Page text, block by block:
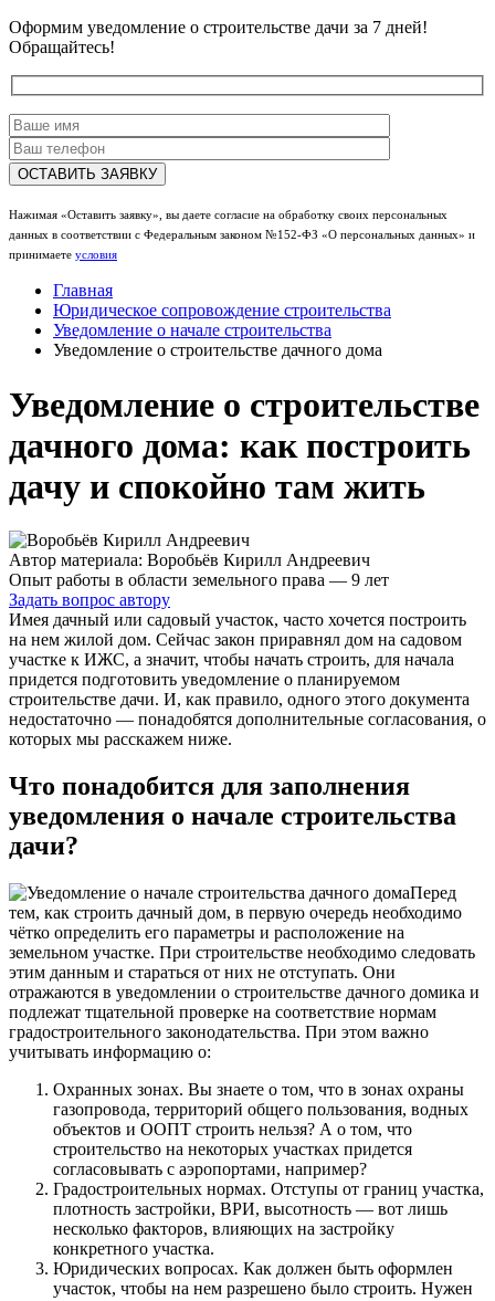
Оформим уведомление о строительстве дачи за 7 дней!
Обращайтесь!
Нажимая «Оставить заявку», вы даете согласие на обработку своих персональных
данных в соответствии с Федеральным законом №152-ФЗ «О персональных данных» и
принимаете условия
Главная
Юридическое сопровождение строительства
Уведомление о начале строительства
Уведомление о строительстве дачного дома
Уведомление о строительстве
дачного дома: как построить
дачу и спокойно там жить
Автор материала: Воробьёв Кирилл Андреевич
Опыт работы в области земельного права — 9 лет
Задать вопрос автору
Имея дачный или садовый участок, часто хочется построить
на нем жилой дом. Сейчас закон приравнял дом на садовом
участке к ИЖС, а значит, чтобы начать строить, для начала
придется подготовить уведомление о планируемом
строительстве дачи. И, как правило, одного этого документа
недостаточно — понадобятся дополнительные согласования, о
которых мы расскажем ниже.
Что понадобится для заполнения
уведомления о начале строительства
дачи?
Перед
тем, как строить дачный дом, в первую очередь необходимо
чётко определить его параметры и расположение на
земельном участке. При строительстве необходимо следовать
этим данным и стараться от них не отступать. Они
отражаются в уведомлении о строительстве дачного домика и
подлежат тщательной проверке на соответствие нормам
градостроительного законодательства. При этом важно
учитывать информацию о:
Охранных зонах. Вы знаете о том, что в зонах охраны
газопровода, территорий общего пользования, водных
объектов и ООПТ строить нельзя? А о том, что
строительство на некоторых участках придется
согласовывать с аэропортами, например?
Градостроительных нормах. Отступы от границ участка,
плотность застройки, ВРИ, высотность — вот лишь
несколько факторов, влияющих на застройку
конкретного участка.
Юридических вопросах. Как должен быть оформлен
участок, чтобы на нем разрешено было строить. Нужен